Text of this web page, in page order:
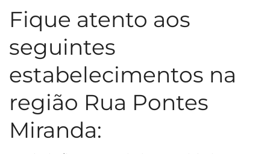
Fique atento aos
seguintes
estabelecimentos na
região Rua Pontes
Miranda: